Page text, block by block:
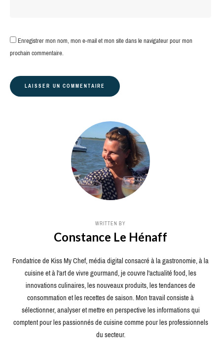
Enregistrer mon nom, mon e-mail et mon site dans le navigateur pour mon
prochain commentaire.
WRITTEN BY
Constance Le Hénaff
Fondatrice de Kiss My Chef, média digital consacré à la gastronomie, à la
cuisine et à l'art de vivre gourmand, je couvre l'actualité food, les
innovations culinaires, les nouveaux produits, les tendances de
consommation et les recettes de saison. Mon travail consiste à
sélectionner, analyser et mettre en perspective les informations qui
comptent pour les passionnés de cuisine comme pour les professionnels
du secteur.